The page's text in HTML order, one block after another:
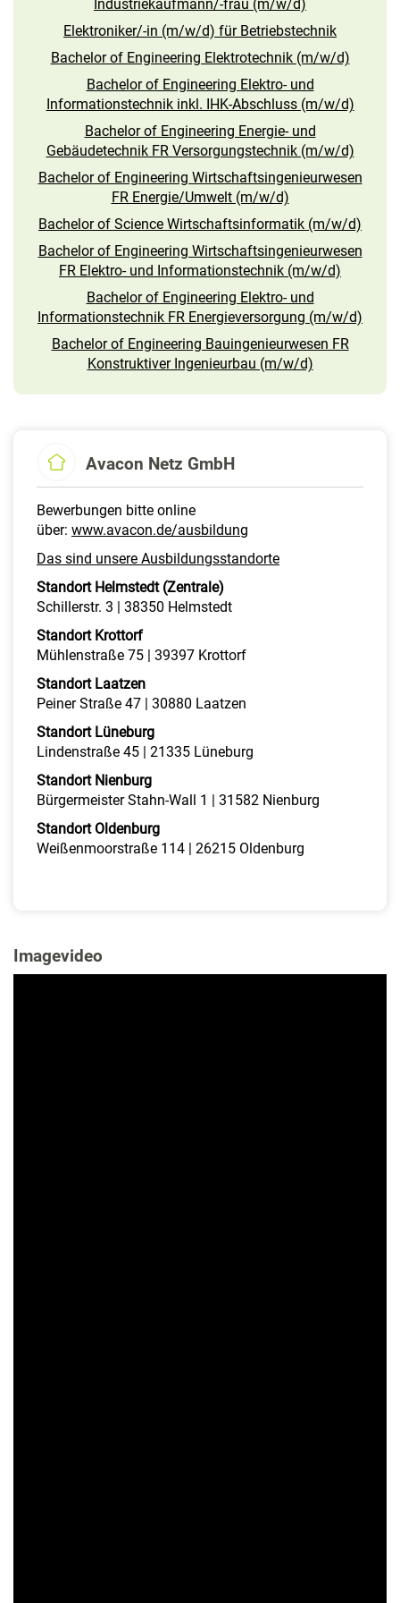
Industriekaufmann/-frau (m/w/d)
Elektroniker/-in (m/w/d) für Betriebstechnik
Bachelor of Engineering Elektrotechnik (m/w/d)
Bachelor of Engineering Elektro- und
Informationstechnik inkl. IHK-Abschluss (m/w/d)
Bachelor of Engineering Energie- und
Gebäudetechnik FR Versorgungstechnik (m/w/d)
Bachelor of Engineering Wirtschaftsingenieurwesen
FR Energie/Umwelt (m/w/d)
Bachelor of Science Wirtschaftsinformatik (m/w/d)
Bachelor of Engineering Wirtschaftsingenieurwesen
FR Elektro- und Informationstechnik (m/w/d)
Bachelor of Engineering Elektro- und
Informationstechnik FR Energieversorgung (m/w/d)
Bachelor of Engineering Bauingenieurwesen FR
Konstruktiver Ingenieurbau (m/w/d)
Avacon Netz GmbH
Bewerbungen bitte online
über: www.avacon.de/ausbildung
Das sind unsere Ausbildungsstandorte
Standort Helmstedt (Zentrale)
Schillerstr. 3 | 38350 Helmstedt
Standort Krottorf
Mühlenstraße 75 | 39397 Krottorf
Standort Laatzen
Peiner Straße 47 | 30880 Laatzen
Standort Lüneburg
Lindenstraße 45 | 21335 Lüneburg
Standort Nienburg
Bürgermeister Stahn-Wall 1 | 31582 Nienburg
Standort Oldenburg
Weißenmoorstraße 114 | 26215 Oldenburg
Imagevideo